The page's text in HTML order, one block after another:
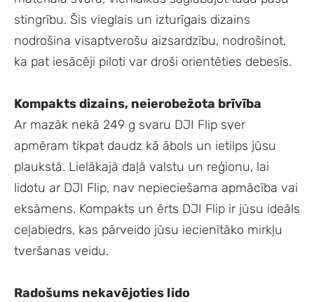
stingrību. Šis vieglais un izturīgais dizains
nodrošina visaptverošu aizsardzību, nodrošinot,
ka pat iesācēji piloti var droši orientēties debesīs.
Kompakts dizains, neierobežota brīvība
Ar mazāk nekā 249 g svaru DJI Flip sver
apmēram tikpat daudz kā ābols un ietilps jūsu
plaukstā. Lielākajā daļā valstu un reģionu, lai
lidotu ar DJI Flip, nav nepieciešama apmācība vai
eksāmens. Kompakts un ērts DJI Flip ir jūsu ideāls
ceļabiedrs, kas pārveido jūsu iecienītāko mirkļu
tveršanas veidu.
Radošums nekavējoties lido